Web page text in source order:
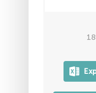
18